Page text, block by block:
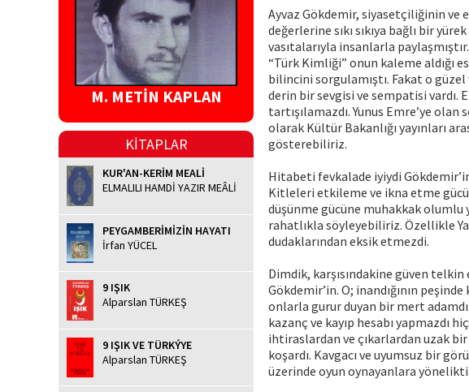
M. METİN KAPLAN
KİTAPLAR
KUR'AN-KERİM MEALİ
ELMALILI HAMDİ YAZIR MEÂLİ
PEYGAMBERİMİZİN HAYATI
İrfan YÜCEL
9 IŞIK
Alparslan TÜRKEŞ
9 IŞIK VE TÜRKÝYE
Alparslan TÜRKEŞ
Ayvaz Gökdemir, siyasetçiliğinin ve
değerlerine sıkı sıkıya bağlı bir
vasıtalarıyla insanlarla
“Türk Kimliği” onun kaleme aldığı
bilincini sorgulamıştı. Fakat o
derin bir sevgisi ve sempatisi vardı.
tartışılamazdı. Yunus Emre’ye
olarak Kültür Bakanlığı yayınları
gösterebiliriz.
Hitabeti fevkalade iyiydi
Kitleleri etkileme ve ikna etme gücü
düşünme gücüne muhakkak olumlu
rahatlıkla söyleyebiliriz. Özellikle
dudaklarından eksik etmezdi.
Dimdik, karşısındakine güven telkin
Gökdemir’in. O; inandığının
onlarla gurur duyan bir mert
kazanç ve kayıp hesabı yapmazdı
ihtiraslardan ve çıkarlardan uzak
koşardı. Kavgacı ve uyumsuz bir
üzerinde oyun oynayanlara yönelikti.